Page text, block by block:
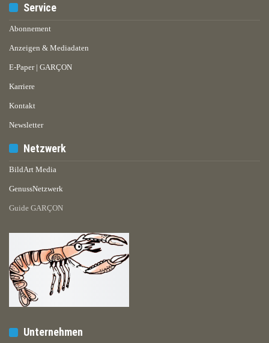
Service
Abonnement
Anzeigen & Mediadaten
E-Paper | GARÇON
Karriere
Kontakt
Newsletter
Netzwerk
BildArt Media
GenussNetzwerk
Guide GARÇON
Unternehmen